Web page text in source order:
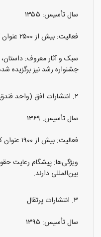
سال تأسیس: ۱۳۵۵
فعالیت: بیش از ۲۵۰۰ عنوان کتاب برای خردسال تا نوجوان منتشر کرده و ۱۱ بار به‌عنوان «ناشر برگزیده کشور» انتخاب شده است.
سبک و آثار معروف:
جشنواره رشد نیز برگزیده
۲. انتشارات افق (واحد فندق)
سال تأسیس: ۱۳۶۹
فعالیت: بیش از ۱۹۰۰ عنوان کتاب منتشر کرده و چندین بار ناشر برگزیده بوده است .
ویژگی‌ها: پیشگام رعایت
بین‌المللی دارند.
۳. انتشارات پرتقال
سال تأسیس: ۱۳۹۵